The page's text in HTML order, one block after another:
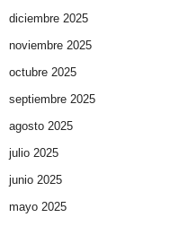
diciembre 2025
noviembre 2025
octubre 2025
septiembre 2025
agosto 2025
julio 2025
junio 2025
mayo 2025